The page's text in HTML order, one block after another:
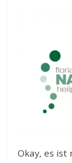
Okay, es